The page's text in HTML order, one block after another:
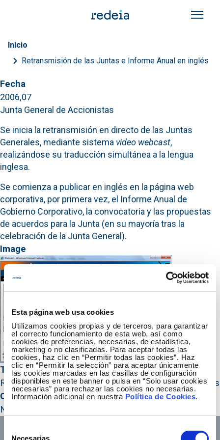
Esta página web usa cookies
Utilizamos cookies propias y de terceros, para garantizar
el correcto funcionamiento de esta web, así como
cookies de preferencias, necesarias, de estadística,
marketing o no clasificadas. Para aceptar todas las
cookies, haz clic en “Permitir todas las cookies”. Haz
clic en “Permitir la selección” para aceptar únicamente
las cookies marcadas en las casillas de configuración
disponibles en este banner o pulsa en “Solo usar cookies
necesarias” para rechazar las cookies no necesarias.
Información adicional en nuestra Política de Cookies.
Necesarias
Sobrescribir enlaces de
Inicio
Retransmisión de las Juntas e Informe Anual en inglés
Fecha
2006,07
Junta General de Accionistas
Se inicia la retransmisión en directo de las Juntas
Generales, mediante sistema video webcast,
realizándose su traducción simultánea a la lengua
inglesa.
Se comienza a publicar en inglés en la página web
corporativa, por primera vez, el Informe Anual de
Gobierno Corporativo, la convocatoria y las propuestas
de acuerdos para la Junta (en su mayoría tras la
celebración de la Junta General).
Image
Título HTML
Retransmisión de las Juntas e Informe Anual en inglés
Ocultar año
No